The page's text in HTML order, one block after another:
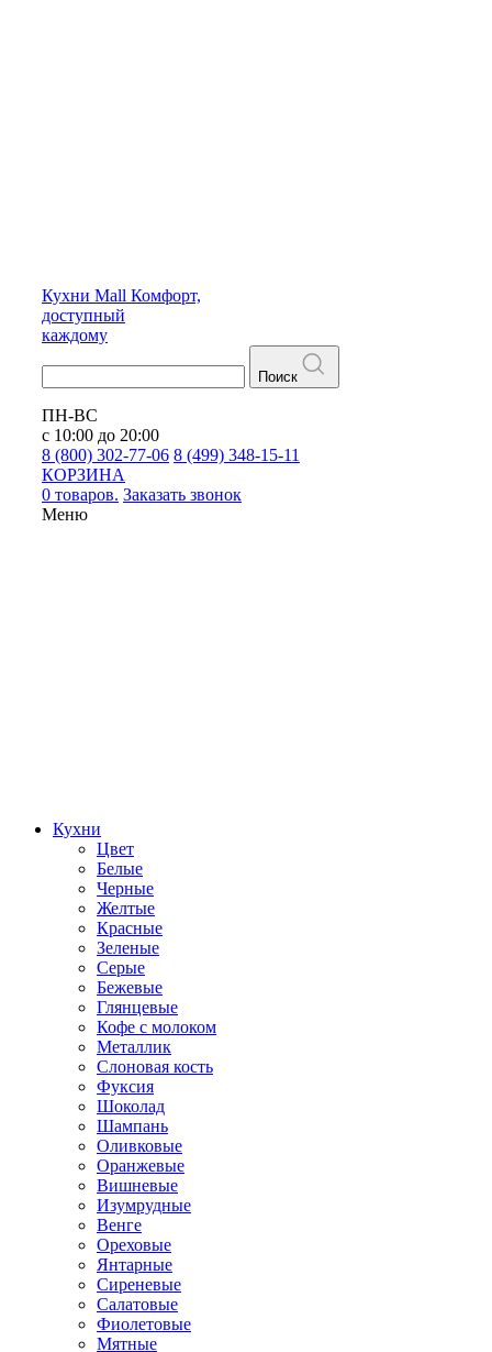
Кухни Mall Комфорт,
доступный
каждому
Поиск
ПН-ВС
с 10:00 до 20:00
8 (800) 302-77-06 8 (499) 348-15-11
КОРЗИНА
0 товаров. Заказать звонок
Меню
Кухни
Цвет
Белые
Черные
Желтые
Красные
Зеленые
Серые
Бежевые
Глянцевые
Кофе с молоком
Металлик
Слоновая кость
Фуксия
Шоколад
Шампань
Оливковые
Оранжевые
Вишневые
Изумрудные
Венге
Ореховые
Янтарные
Сиреневые
Салатовые
Фиолетовые
Мятные